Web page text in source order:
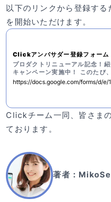
以下のリンクから登録す
を開始いただけます。
Clickアンバサダー登録フォーム
プロダクトリニューアル記念！
キャンペーン実施中！ このたび
ickのプロダクトリニューアルを
して、特別な紹介キャンペーンを
き、紹介先が有料プランにご加入
れると、**初年度の利用料の
*を紹介料としてお支払いします。
今すぐ紹介を始めよう！ リニュー
めるチャンス！ あなたの紹介が、
ジネスの成長につながります✨ (
事項) ・本フォームは、MikoSea
式会社の提供するClickアフィリ
イトプログラム 登録における情報
力フォームです。 ・初年度分全額
報酬が支払われるためには、毎年
https://docs.google.com/forms/d/e/
Clickチーム一同、皆さま
ております。
著者：